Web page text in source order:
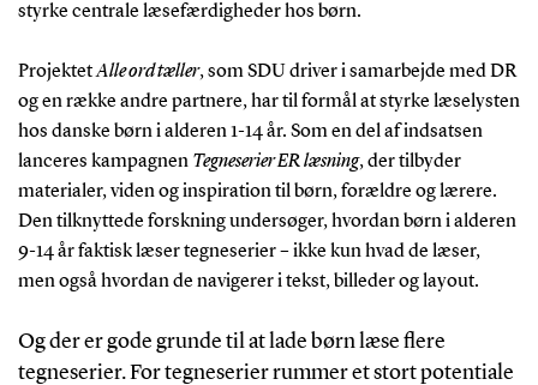
styrke centrale læsefærdigheder hos børn.
ProjektetAlle ord tæller, som SDU driver i samarbejde med DR
og en række andre partnere, har til formål at styrke læselysten
hos danske børn i alderen 1-14 år. Som en del af indsatsen
lanceres kampagnen Tegneserier ER læsning, der tilbyder
materialer, viden og inspiration til børn, forældre og lærere.
Den tilknyttede forskning undersøger, hvordan børn i alderen
9-14 år faktisk læser tegneserier – ikke kun hvad de læser,
men også hvordan de navigerer i tekst, billeder og layout.
Og der er gode grunde til at lade børn læse flere
tegneserier. For tegneserier rummer et stort potentiale